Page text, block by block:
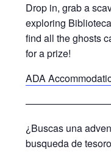
Drop in, grab a
exploring
find all the ghosts
for a prize!
ADA
¿Buscas una
busqueda de